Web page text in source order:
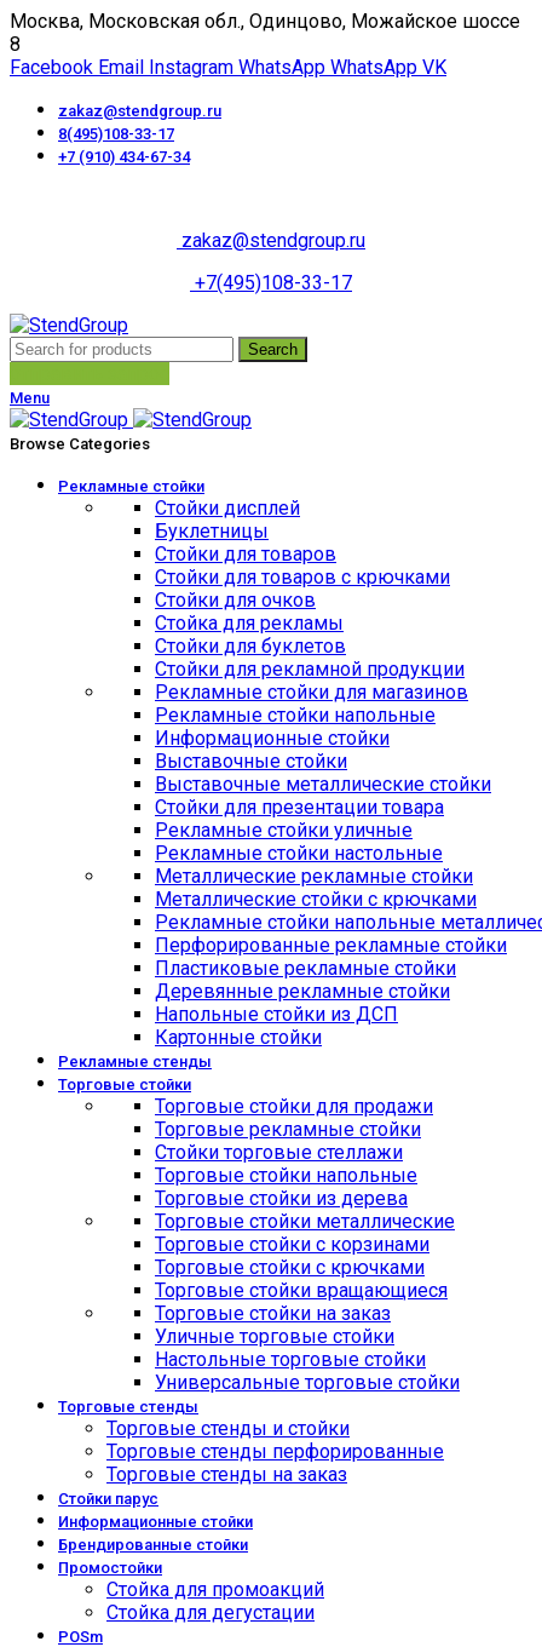
Москва, Московская обл., Одинцово, Можайское шоссе
8
Facebook Email Instagram WhatsApp WhatsApp VK
zakaz@stendgroup.ru
8(495)108-33-17
+7 (910) 434-67-34
zakaz@stendgroup.ru
+7(495)108-33-17
Search
Menu
Browse Categories
Рекламные стойки
Стойки дисплей
Буклетницы
Стойки для товаров
Стойки для товаров с крючками
Стойки для очков
Стойка для рекламы
Стойки для буклетов
Стойки для рекламной продукции
Рекламные стойки для магазинов
Рекламные стойки напольные
Информационные стойки
Выставочные стойки
Выставочные металлические стойки
Стойки для презентации товара
Рекламные стойки уличные
Рекламные стойки настольные
Металлические рекламные стойки
Металлические стойки с крючками
Рекламные стойки напольные
Перфорированные рекламные стойки
Пластиковые рекламные стойки
Деревянные рекламные стойки
Напольные стойки из ДСП
Картонные стойки
Рекламные стенды
Торговые стойки
Торговые стойки для продажи
Торговые рекламные стойки
Стойки торговые стеллажи
Торговые стойки напольные
Торговые стойки из дерева
Торговые стойки металлические
Торговые стойки с корзинами
Торговые стойки с крючками
Торговые стойки вращающиеся
Торговые стойки на заказ
Уличные торговые стойки
Настольные торговые стойки
Универсальные торговые стойки
Торговые стенды
Торговые стенды и стойки
Торговые стенды перфорированные
Торговые стенды на заказ
Стойки парус
Информационные стойки
Брендированные стойки
Промостойки
Стойка для промоакций
Стойка для дегустации
POSm